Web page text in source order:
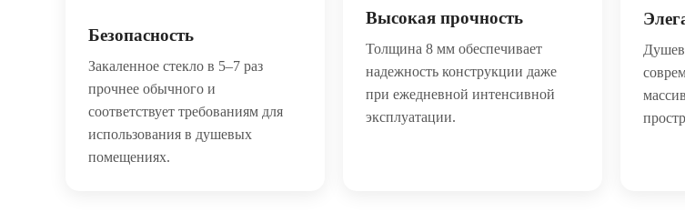
Безопасность
Закаленное стекло в 5–7 раз
прочнее обычного и
соответствует требованиям для
использования в душевых
помещениях.
Высокая прочность
Толщина 8 мм обеспечивает
надежность конструкции даже
при ежедневной интенсивной
эксплуатации.